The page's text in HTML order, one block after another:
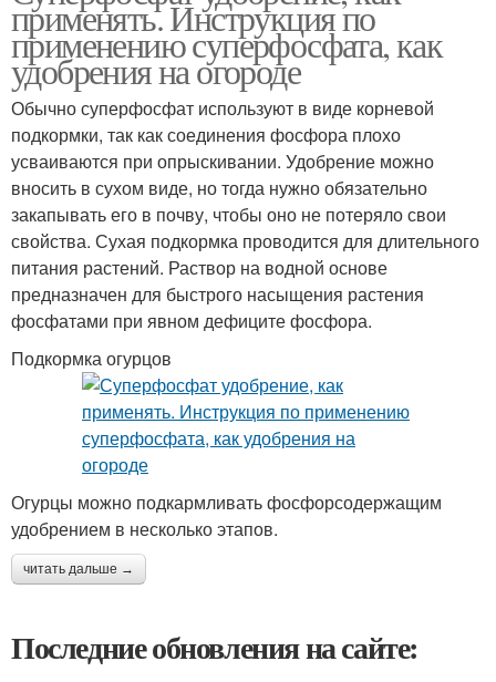
применять. Инструкция по
применению суперфосфата, как
удобрения на огороде
Обычно суперфосфат используют в виде корневой
подкормки, так как соединения фосфора плохо
усваиваются при опрыскивании. Удобрение можно
вносить в сухом виде, но тогда нужно обязательно
закапывать его в почву, чтобы оно не потеряло свои
свойства. Сухая подкормка проводится для длительного
питания растений. Раствор на водной основе
предназначен для быстрого насыщения растения
фосфатами при явном дефиците фосфора.
Подкормка огурцов
Огурцы можно подкармливать фосфорсодержащим
удобрением в несколько этапов.
читать дальше →
Последние обновления на сайте: